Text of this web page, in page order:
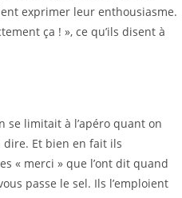
exprimer leur enthousiasme.
ça ! », ce qu’ils disent à
se limitait à l’apéro quant on
Et bien en fait ils
« merci » que l’ont dit quand
passe le sel. Ils l’emploient